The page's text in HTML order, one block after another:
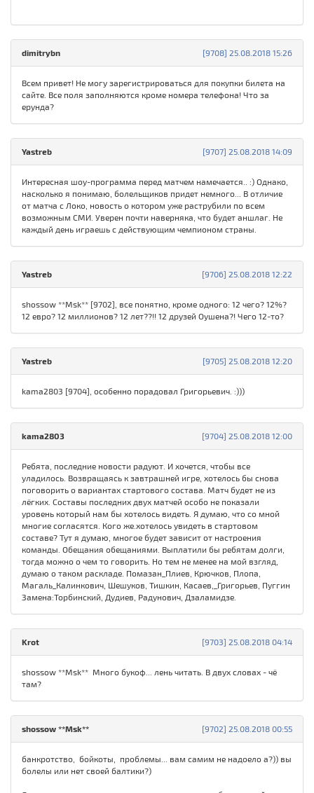
[9708] 25.08.2018 15:26
dimitrybn
Всем привет! Не могу зарегистрироваться для покупки билета на
сайте. Все поля заполняются кроме номера телефона! Что за
ерунда?
[9707] 25.08.2018 14:09
Yastreb
Интересная шоу-программа перед матчем намечается.. :) Однако,
насколько я понимаю, болельщиков придет немного... В отличие
от матча с Локо, новость о котором уже раструбили по всем
возможным СМИ. Уверен почти наверняка, что будет аншлаг. Не
каждый день играешь с действующим чемпионом страны.
[9706] 25.08.2018 12:22
Yastreb
shossow **Msk** [9702], все понятно, кроме одного: 12 чего? 12%?
12 евро? 12 миллионов? 12 лет??!! 12 друзей Оушена?! Чего 12-то?
[9705] 25.08.2018 12:20
Yastreb
kama2803 [9704], особенно порадовал Григорьевич. :)))
[9704] 25.08.2018 12:00
kama2803
Ребята, последние новости радуют. И хочется, чтобы все
уладилось. Возвращаясь к завтрашней игре, хотелось бы снова
поговорить о вариантах стартового состава. Матч будет не из
лёгких. Составы последних двух матчей особо не показали
уровень который нам бы хотелось видеть. Я думаю, что со мной
многие согласятся. Кого же.хотелось увидеть в стартовом
составе? Тут я думаю, многое будет зависит от настроения
команды. Обещания обещаниями. Выплатили бы ребятам долги,
тогда можно о чем то говорить. Но тем не менее на мой взгляд,
думаю о таком раскладе. Помазан_Плиев, Крючков, Плопа,
Магаль_Калинкович, Шешуков, Тишкин, Касаев,_Григорьев, Пуггин
Замена:Торбинский, Дудиев, Радунович, Дзаламидзе.
[9703] 25.08.2018 04:14
Krot
shossow **Msk** Много букоф... лень читать. В двух словах - чё
там?
[9702] 25.08.2018 00:55
shossow **Msk**
банкротство, бойкоты, проблемы... вам самим не надоело а?)) вы
болелы или нет своей балтики?)